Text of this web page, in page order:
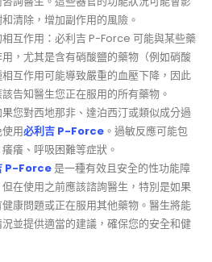
清除，增加副作用的風險。
互作用：必利吉 P-Force 可能與某些藥
，尤其是含有硝酸鹽的藥物（例如硝酸
互作用可能導致嚴重的血壓下降，因此
告知醫生您正在服用的所有藥物。
您對西地那非、達泊西汀或類似成分過
用必利吉 P-Force 。過敏反應可能包
癢、呼吸困難等症狀。
P-Force是一種有效且安全的性功能障
在使用之前應該諮詢醫生，特別是如果
康問題或正在服用其他藥物。醫生將能
並提供適當的建議，確保您的安全和健